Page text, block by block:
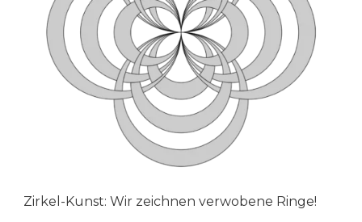
Zirkel-Kunst: Wir zeichnen verwobene Ringe!